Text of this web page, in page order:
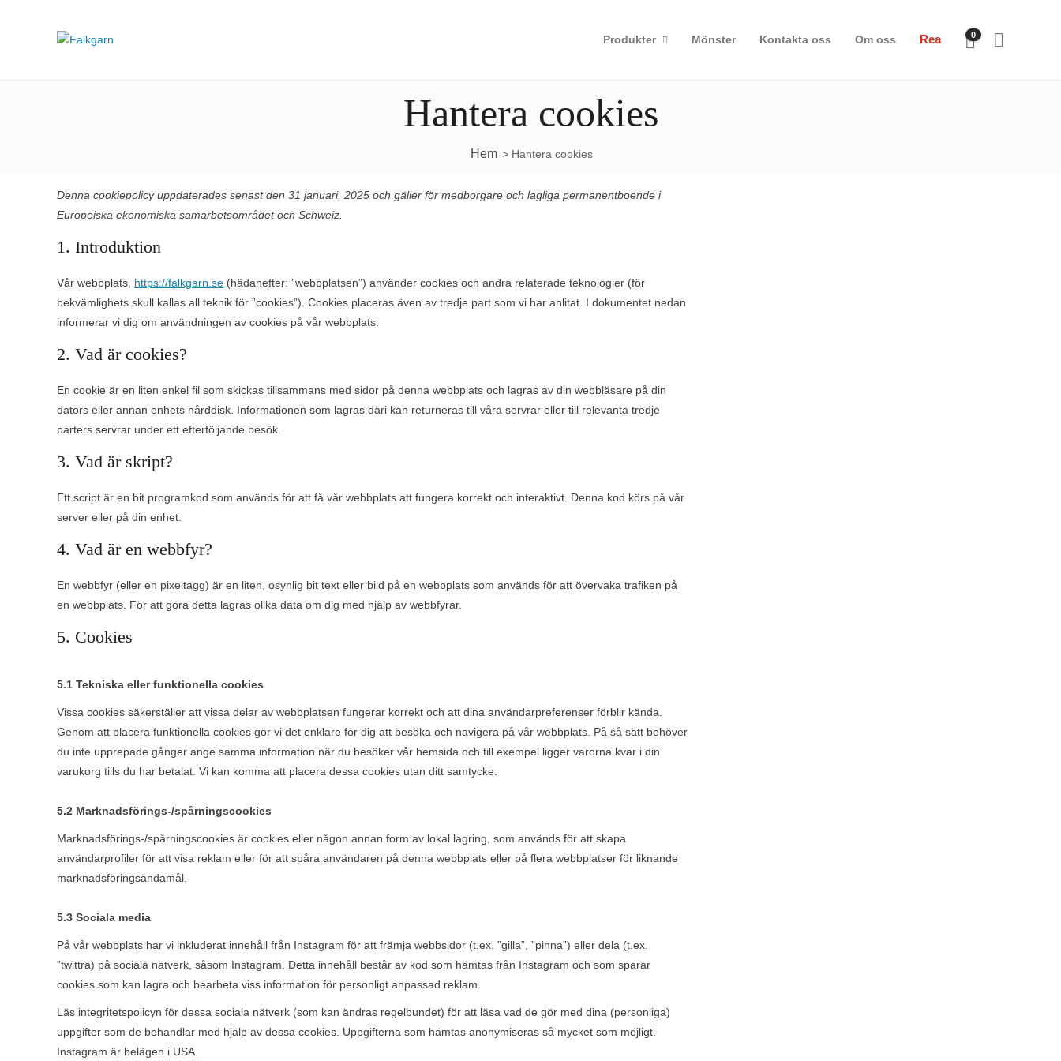
Produkter Mönster Kontakta oss Om oss Rea 0
Hantera cookies
Hem > Hantera cookies
Denna cookiepolicy uppdaterades senast den 31 januari, 2025 och gäller för medborgare och lagliga permanentboende i
Europeiska ekonomiska samarbetsområdet och Schweiz.
1. Introduktion
Vår webbplats, https://falkgarn.se (hädanefter: ”webbplatsen”) använder cookies och andra relaterade teknologier (för
bekvämlighets skull kallas all teknik för ”cookies”). Cookies placeras även av tredje part som vi har anlitat. I dokumentet nedan
informerar vi dig om användningen av cookies på vår webbplats.
2. Vad är cookies?
En cookie är en liten enkel fil som skickas tillsammans med sidor på denna webbplats och lagras av din webbläsare på din
dators eller annan enhets hårddisk. Informationen som lagras däri kan returneras till våra servrar eller till relevanta tredje
parters servrar under ett efterföljande besök.
3. Vad är skript?
Ett script är en bit programkod som används för att få vår webbplats att fungera korrekt och interaktivt. Denna kod körs på vår
server eller på din enhet.
4. Vad är en webbfyr?
En webbfyr (eller en pixeltagg) är en liten, osynlig bit text eller bild på en webbplats som används för att övervaka trafiken på
en webbplats. För att göra detta lagras olika data om dig med hjälp av webbfyrar.
5. Cookies
5.1 Tekniska eller funktionella cookies
Vissa cookies säkerställer att vissa delar av webbplatsen fungerar korrekt och att dina användarpreferenser förblir kända.
Genom att placera funktionella cookies gör vi det enklare för dig att besöka och navigera på vår webbplats. På så sätt behöver
du inte upprepade gånger ange samma information när du besöker vår hemsida och till exempel ligger varorna kvar i din
varukorg tills du har betalat. Vi kan komma att placera dessa cookies utan ditt samtycke.
5.2 Marknadsförings-/spårningscookies
Marknadsförings-/spårningscookies är cookies eller någon annan form av lokal lagring, som används för att skapa
användarprofiler för att visa reklam eller för att spåra användaren på denna webbplats eller på flera webbplatser för liknande
marknadsföringsändamål.
5.3 Sociala media
På vår webbplats har vi inkluderat innehåll från Instagram för att främja webbsidor (t.ex. ”gilla”, ”pinna”) eller dela (t.ex.
”twittra) på sociala nätverk, såsom Instagram. Detta innehåll består av kod som hämtas från Instagram och som sparar
cookies som kan lagra och bearbeta viss information för personligt anpassad reklam.
Läs integritetspolicyn för dessa sociala nätverk (som kan ändras regelbundet) för att läsa vad de gör med dina (personliga)
uppgifter som de behandlar med hjälp av dessa cookies. Uppgifterna som hämtas anonymiseras så mycket som möjligt.
Instagram är belägen i USA.